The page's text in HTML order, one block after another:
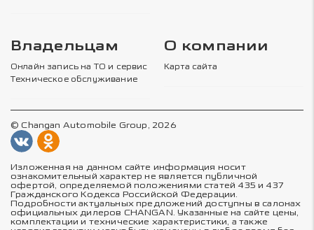
Владельцам
Онлайн запись на ТО и сервис
Техническое обслуживание
О компании
Карта сайта
© Changan Automobile Group, 2026
Изложенная на данном сайте информация носит
ознакомительный характер не является публичной
офертой, определяемой положениями статей 435 и 437
Гражданского Кодекса Российской Федерации.
Подробности актуальных предложений доступны в салонах
официальных дилеров CHANGAN. Указанные на сайте цены,
комплектации и технические характеристики, а также